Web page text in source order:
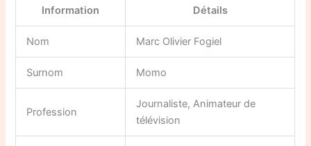
Information Détails
Nom Marc Olivier Fogiel
Surnom Momo
Profession
Journaliste, Animateur de
télévision